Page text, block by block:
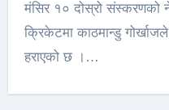
मंसिर १० दोस्रो संस्करणको नेपाल प्रिमियर लिग (एनपीएल)
क्रिकेटमा काठमान्डु
हराएको छ ।…